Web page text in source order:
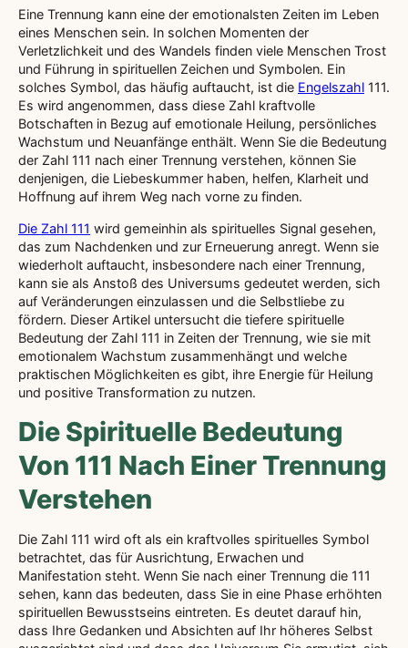
Eine Trennung kann eine der emotionalsten Zeiten im Leben
eines Menschen sein. In solchen Momenten der
Verletzlichkeit und des Wandels finden viele Menschen Trost
und Führung in spirituellen Zeichen und Symbolen. Ein
solches Symbol, das häufig auftaucht, ist die Engelszahl 111.
Es wird angenommen, dass diese Zahl kraftvolle
Botschaften in Bezug auf emotionale Heilung, persönliches
Wachstum und Neuanfänge enthält. Wenn Sie die Bedeutung
der Zahl 111 nach einer Trennung verstehen, können Sie
denjenigen, die Liebeskummer haben, helfen, Klarheit und
Hoffnung auf ihrem Weg nach vorne zu finden.
Die Zahl 111 wird gemeinhin als spirituelles Signal gesehen,
das zum Nachdenken und zur Erneuerung anregt. Wenn sie
wiederholt auftaucht, insbesondere nach einer Trennung,
kann sie als Anstoß des Universums gedeutet werden, sich
auf Veränderungen einzulassen und die Selbstliebe zu
fördern. Dieser Artikel untersucht die tiefere spirituelle
Bedeutung der Zahl 111 in Zeiten der Trennung, wie sie mit
emotionalem Wachstum zusammenhängt und welche
praktischen Möglichkeiten es gibt, ihre Energie für Heilung
und positive Transformation zu nutzen.
Die Spirituelle Bedeutung
Von 111 Nach Einer Trennung
Verstehen
Die Zahl 111 wird oft als ein kraftvolles spirituelles Symbol
betrachtet, das für Ausrichtung, Erwachen und
Manifestation steht. Wenn Sie nach einer Trennung die 111
sehen, kann das bedeuten, dass Sie in eine Phase erhöhten
spirituellen Bewusstseins eintreten. Es deutet darauf hin,
dass Ihre Gedanken und Absichten auf Ihr höheres Selbst